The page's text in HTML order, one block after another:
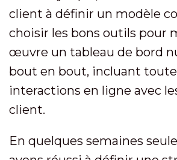
client à définir un modèle
choisir les bons outils pour
œuvre un tableau de bord
bout en bout, incluant
interactions en ligne avec
client.
En quelques semaines